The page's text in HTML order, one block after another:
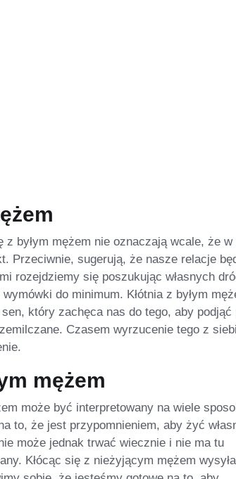
byłym mężem nie oznaczają wcale, że w
Przeciwnie, sugerują, że nasze relacje
rozejdziemy się poszukując własnych
do minimum. Kłótnia z byłym
który zachęca nas do tego, aby podjąć
Czasem wyrzucenie tego z
mężem
może być interpretowany na wiele
to, że jest przypomnieniem, aby żyć
może jednak trwać wiecznie i nie ma tu
Kłócąc się z nieżyjącym mężem